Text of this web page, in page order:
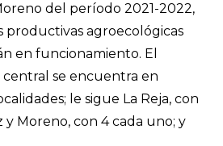
del período 2021-2022,
productivas agroecológicas
en funcionamiento. El
se encuentra en
le sigue La Reja, con
y Moreno, con 4 cada uno; y